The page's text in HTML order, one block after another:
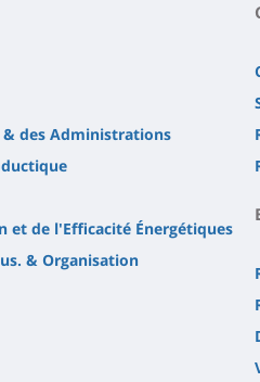
& des Administrations
et de l'Efficacité Énergétiques
& Organisation